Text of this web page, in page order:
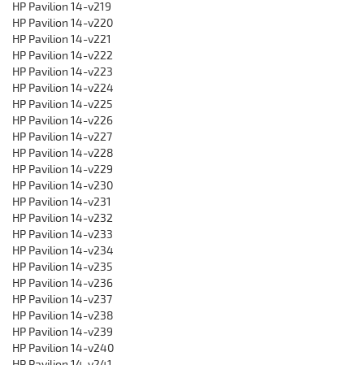
HP Pavilion 14-v219
HP Pavilion 14-v220
HP Pavilion 14-v221
HP Pavilion 14-v222
HP Pavilion 14-v223
HP Pavilion 14-v224
HP Pavilion 14-v225
HP Pavilion 14-v226
HP Pavilion 14-v227
HP Pavilion 14-v228
HP Pavilion 14-v229
HP Pavilion 14-v230
HP Pavilion 14-v231
HP Pavilion 14-v232
HP Pavilion 14-v233
HP Pavilion 14-v234
HP Pavilion 14-v235
HP Pavilion 14-v236
HP Pavilion 14-v237
HP Pavilion 14-v238
HP Pavilion 14-v239
HP Pavilion 14-v240